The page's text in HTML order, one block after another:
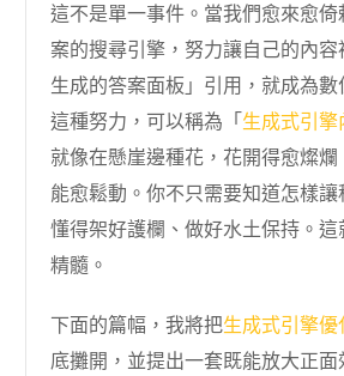
這不是單一事件。當我們愈來愈
案的搜尋引擎，努力讓自己的內
生成的答案面板」引用，就成為數
這種努力，可以稱為「生成式引
就像在懸崖邊種花，花開得愈燦
能愈鬆動。你不只需要知道怎樣
懂得架好護欄、做好水土保持。
精髓。
下面的篇幅，我將把生成式引擎優
底攤開，並提出一套既能放大正